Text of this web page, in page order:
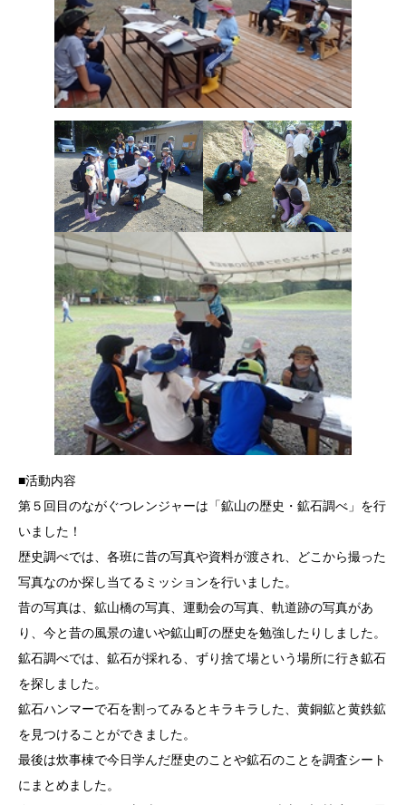
■活動内容
第５回目のながぐつレンジャーは「鉱山の歴史・鉱石調べ」を行
いました！
歴史調べでは、各班に昔の写真や資料が渡され、どこから撮った
写真なのか探し当てるミッションを行いました。
昔の写真は、鉱山橋の写真、運動会の写真、軌道跡の写真があ
り、今と昔の風景の違いや鉱山町の歴史を勉強したりしました。
鉱石調べでは、鉱石が採れる、ずり捨て場という場所に行き鉱石
を探しました。
鉱石ハンマーで石を割ってみるとキラキラした、黄銅鉱と黄鉄鉱
を見つけることができました。
最後は炊事棟で今日学んだ歴史のことや鉱石のことを調査シート
にまとめました。